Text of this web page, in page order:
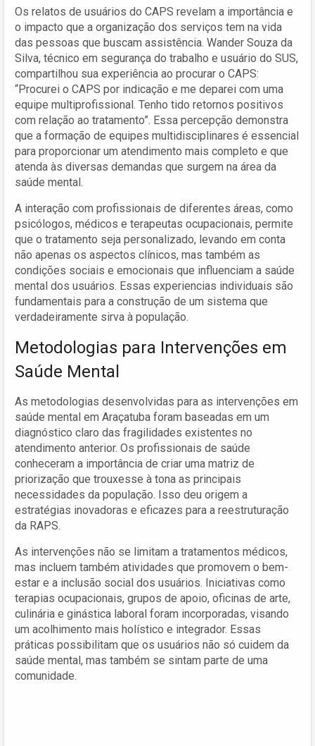
Os relatos de usuários do CAPS revelam a importância e
o impacto que a organização dos serviços tem na vida
das pessoas que buscam assistência. Wander Souza da
Silva, técnico em segurança do trabalho e usuário do SUS,
compartilhou sua experiência ao procurar o CAPS:
“Procurei o CAPS por indicação e me deparei com uma
equipe multiprofissional. Tenho tido retornos positivos
com relação ao tratamento”. Essa percepção demonstra
que a formação de equipes multidisciplinares é essencial
para proporcionar um atendimento mais completo e que
atenda às diversas demandas que surgem na área da
saúde mental.
A interação com profissionais de diferentes áreas, como
psicólogos, médicos e terapeutas ocupacionais, permite
que o tratamento seja personalizado, levando em conta
não apenas os aspectos clínicos, mas também as
condições sociais e emocionais que influenciam a saúde
mental dos usuários. Essas experiencias individuais são
fundamentais para a construção de um sistema que
verdadeiramente sirva à população.
Metodologias para Intervenções em
Saúde Mental
As metodologias desenvolvidas para as intervenções em
saúde mental em Araçatuba foram baseadas em um
diagnóstico claro das fragilidades existentes no
atendimento anterior. Os profissionais de saúde
conheceram a importância de criar uma matriz de
priorização que trouxesse à tona as principais
necessidades da população. Isso deu origem a
estratégias inovadoras e eficazes para a reestruturação
da RAPS.
As intervenções não se limitam a tratamentos médicos,
mas incluem também atividades que promovem o bem-
estar e a inclusão social dos usuários. Iniciativas como
terapias ocupacionais, grupos de apoio, oficinas de arte,
culinária e ginástica laboral foram incorporadas, visando
um acolhimento mais holístico e integrador. Essas
práticas possibilitam que os usuários não só cuidem da
saúde mental, mas também se sintam parte de uma
comunidade.